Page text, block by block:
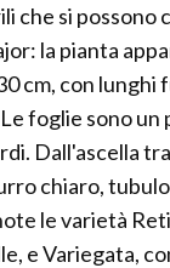
che si possono
la pianta
cm, con lunghi
foglie sono un
Dall'ascella
chiaro,
le varietà
e Variegata,